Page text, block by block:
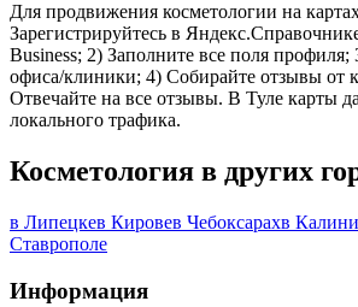
Для продвижения косметологии на
Зарегистрируйтесь в
Business; 2) Заполните все поля профиля;
офиса/клиники; 4) Собирайте отзывы от
Отвечайте на все отзывы. В Туле карты
локального трафика.
Косметология в других
в Липецкев Кировев Чебоксарахв
Ставрополе
Информация